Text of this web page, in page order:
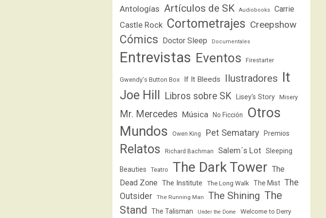
Antologías Artículos de SK Audiobooks Carrie
Castle Rock Cortometrajes Creepshow
Cómics Doctor Sleep Documentales
Entrevistas Eventos Firestarter
Gwendy's Button Box If It Bleeds Ilustradores It
Joe Hill Libros sobre SK Lisey's Story Misery
Mr. Mercedes Música No Ficción
Otros
Mundos
Owen King Pet Sematary Premios
Relatos Richard Bachman Salem´s Lot Sleeping
Beauties Teatro The Dark Tower The
Dead Zone The Institute The Long Walk The Mist The
Outsider
The Running Man The Shining The
Stand
The Talisman Under the Dome Welcome to Derry